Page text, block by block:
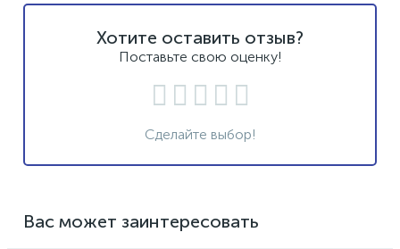
Хотите оставить отзыв?
Поставьте свою оценку!
Сделайте выбор!
Вас может заинтересовать